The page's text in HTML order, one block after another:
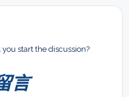
start the discussion?
言